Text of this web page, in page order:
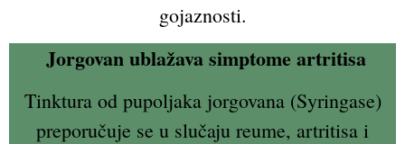
gojaznosti.
Jorgovan ublažava simptome artritisa
Tinktura od pupoljaka jorgovana (Syringase)
preporučuje se u slučaju reume, artritisa i